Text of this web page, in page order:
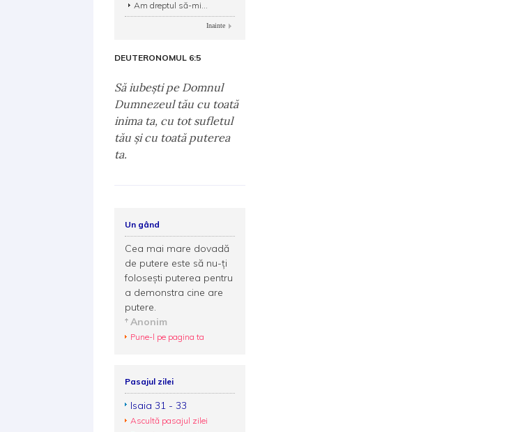
Am dreptul să-mi...
Inainte
DEUTERONOMUL 6:5
Să iubeşti pe Domnul
Dumnezeul tău cu toată
inima ta, cu tot sufletul
tău şi cu toată puterea
ta.
Un gând
Cea mai mare dovadă
de putere este să nu-ţi
foloseşti puterea pentru
a demonstra cine are
putere.
Anonim
Pune-l pe pagina ta
Pasajul zilei
Isaia 31 - 33
Ascultă pasajul zilei